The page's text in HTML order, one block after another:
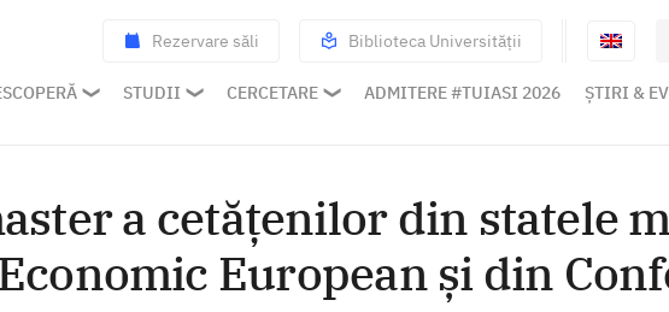
Rezervare săli Biblioteca Universității
STUDII CERCETARE ADMITERE #TUIASI 2026 ȘTIRI &
a cetățenilor din statele
European și din